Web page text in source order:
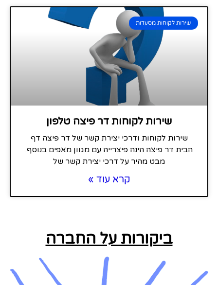
שירות לקוחות מסעדות
שירות לקוחות דר פיצה טלפון
שירות לקוחות ודרכי יצירת קשר של דר פיצה דף
הבית דר פיצה הינה פיצרייה עם מגוון מאפים בנוסף.
מבט מהיר על דרכי יצירת קשר של
קרא עוד »
ביקורות על החברה